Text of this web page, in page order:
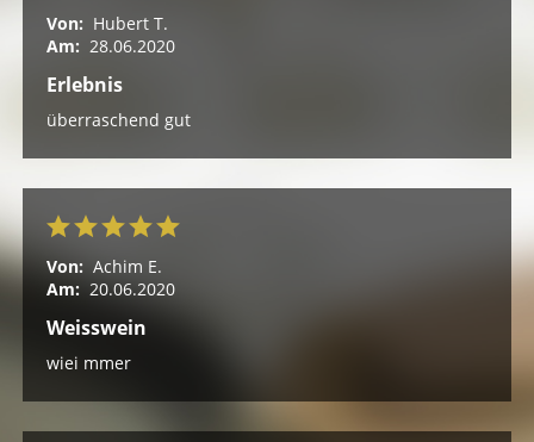
Von: Hubert T.
Am: 28.06.2020
Erlebnis
überraschend gut
Von: Achim E.
Am: 20.06.2020
Weisswein
wiei mmer